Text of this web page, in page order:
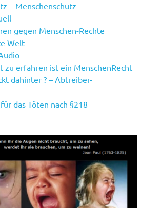
– Menschenschutz
gegen Menschen-Rechte
Welt
zu erfahren ist ein MenschenRecht
dahinter ? – Abtreiber-
das Töten nach §218